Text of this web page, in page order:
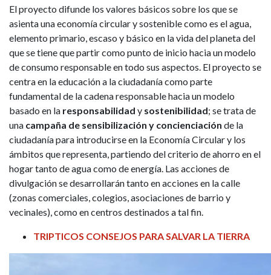
El proyecto difunde los valores básicos sobre los que se
asienta una economía circular y sostenible como es el agua,
elemento primario, escaso y básico en la vida del planeta del
que se tiene que partir como punto de inicio hacia un modelo
de consumo responsable en todo sus aspectos. El proyecto se
centra en la educación a la ciudadanía como parte
fundamental de la cadena responsable hacia un modelo
basado en la responsabilidad y sostenibilidad; se trata de
una campaña de sensibilización y concienciación de la
ciudadanía para introducirse en la Economía Circular y los
ámbitos que representa, partiendo del criterio de ahorro en el
hogar tanto de agua como de energía. Las acciones de
divulgación se desarrollarán tanto en acciones en la calle
(zonas comerciales, colegios, asociaciones de barrio y
vecinales), como en centros destinados a tal fin.
TRIPTICOS CONSEJOS PARA SALVAR LA TIERRA